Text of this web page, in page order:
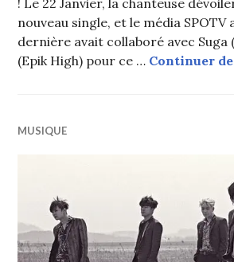
! Le 22 Janvier, la chanteuse
nouveau single, et le média
dernière avait collaboré avec Suga
(Epik High) pour ce … Continuer
MUSIQUE